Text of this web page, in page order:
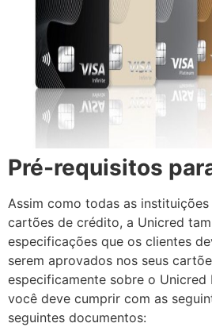
Pré-requisitos
Assim como todas as
cartões de crédito, a Unicred
especificações que os clientes
serem aprovados nos seus
especificamente sobre o Unicred
você deve cumprir com as
seguintes documentos: